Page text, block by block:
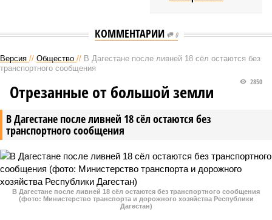
КОММЕНТАРИИ 0
Версия // Общество // В Дагестане после ливней 18 сёл остаются без
транспортного сообщения
В Дагестане после ливней 18 сёл остаются без
транспортного сообщения
2850
Отрезанные от большой земли
В Дагестане после ливней 18 сёл остаются без транспортного сообщения
(фото: Министерство транспорта и дорожного хозяйства Республики
Дагестан)